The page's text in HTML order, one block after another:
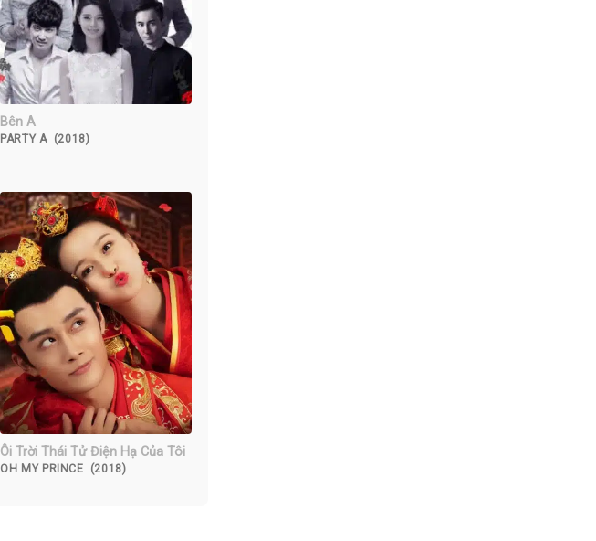
Bên A
PARTY A (2018)
Ôi Trời Thái Tử Điện Hạ Của Tôi
OH MY PRINCE (2018)